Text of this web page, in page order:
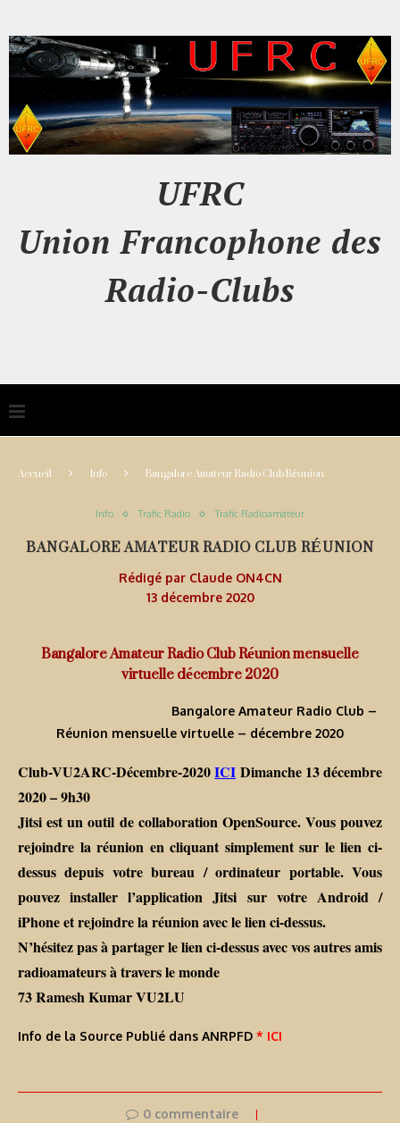
UFRC
Union Francophone des
Radio-Clubs
Accueil Info Bangalore Amateur Radio Club Réunion
Info Trafic Radio Trafic Radioamateur
BANGALORE AMATEUR RADIO CLUB RÉUNION
Rédigé par Claude ON4CN
13 décembre 2020
Bangalore Amateur Radio Club Réunion mensuelle
virtuelle décembre 2020
Bangalore Amateur Radio Club –
Réunion mensuelle virtuelle – décembre 2020
Club-VU2ARC-Décembre-2020ICI Dimanche 13 décembre
2020 – 9h30
Jitsi est un outil de collaboration OpenSource. Vous pouvez
rejoindre la réunion en cliquant simplement sur le lien ci-
dessus depuis votre bureau / ordinateur portable. Vous
pouvez installer l’application Jitsi sur votre Android /
iPhone et rejoindre la réunion avec le lien ci-dessus.
N’hésitez pas à partager le lien ci-dessus avec vos autres amis
radioamateurs à travers le monde
73 Ramesh Kumar VU2LU
Info de la Source Publié dans ANRPFD * ICI
0 commentaire